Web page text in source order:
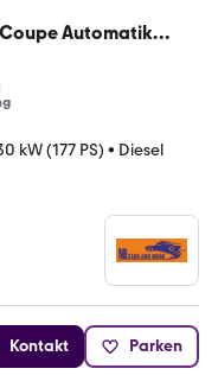
Automatik
kW (177 PS) • Diesel
Kontakt Parken